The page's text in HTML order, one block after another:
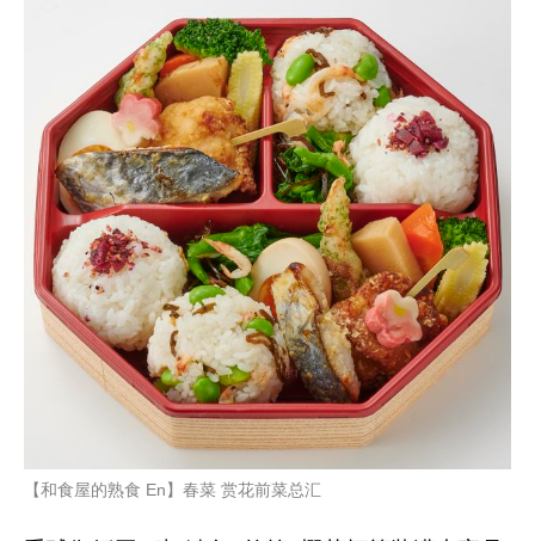
【和食屋的熟食 En】春菜 赏花前菜总汇